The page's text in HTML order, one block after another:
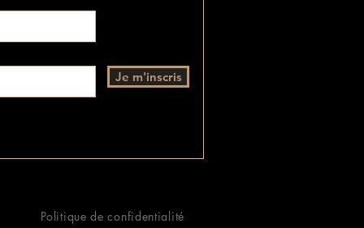
Je m'inscris
Politique de confidentialité